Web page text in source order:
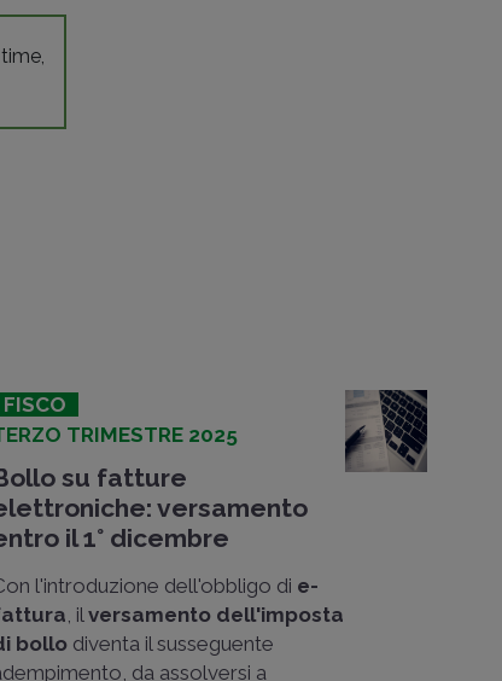
FISCO
TRIMESTRE 2025
su fatture
versamento
il 1° dicembre
l'introduzione dell'obbligo di e-
, ilversamento dell'imposta
bollo diventa il susseguente
da assolversi a